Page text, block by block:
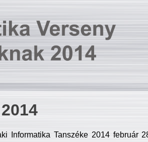
Informatika Tanszéke 2014 február